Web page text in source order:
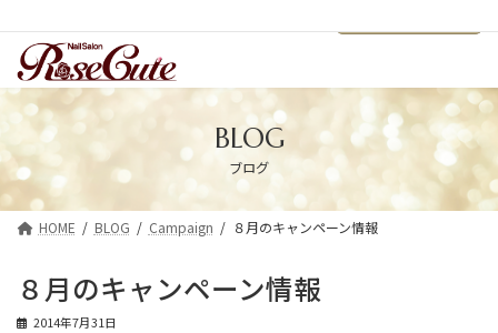
ン
ツ
キ
ッ
ビ
シ
に
移
BLOG
ブログ
HOME BLOG Campaign ８月のキャンペーン情報
８月のキャンペーン情報
2014年7月31日